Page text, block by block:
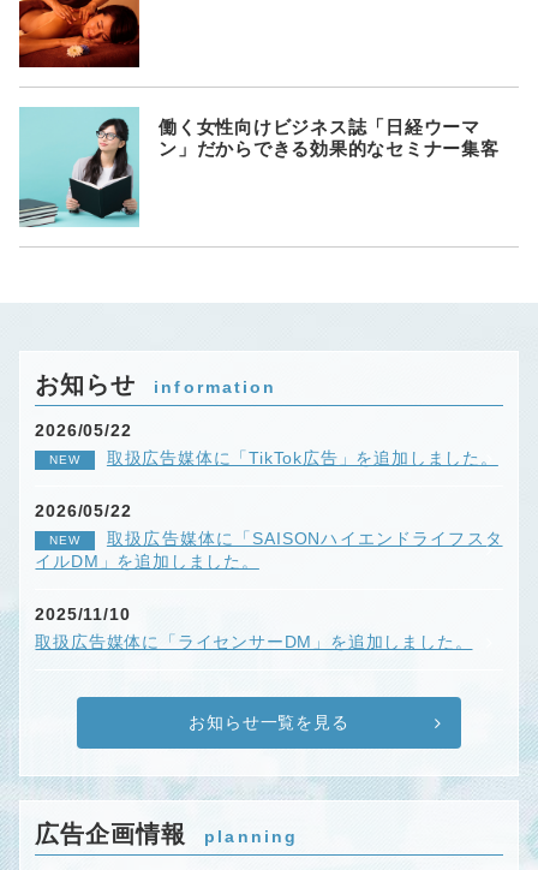
働く女性向けビジネス誌「日経ウーマ
ン」だからできる効果的なセミナー集客
お知らせ information
2026/05/22
NEW 取扱広告媒体に「TikTok広告」を追加しました。
2026/05/22
NEW
取扱広告媒体に「SAISONハイエンドライフスタ
イルDM」を追加しました。
2025/11/10
取扱広告媒体に「ライセンサーDM」を追加しました。
お知らせ一覧を見る
広告企画情報 planning